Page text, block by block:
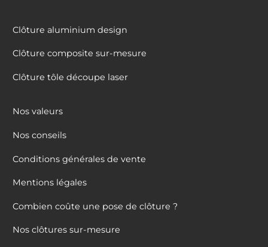
Clôture aluminium design
Clôture composite sur-mesure
Clôture tôle découpe laser
Nos valeurs
Nos conseils
Conditions générales de vente
Mentions légales
Combien coûte une pose de clôture ?
Nos clôtures sur-mesure